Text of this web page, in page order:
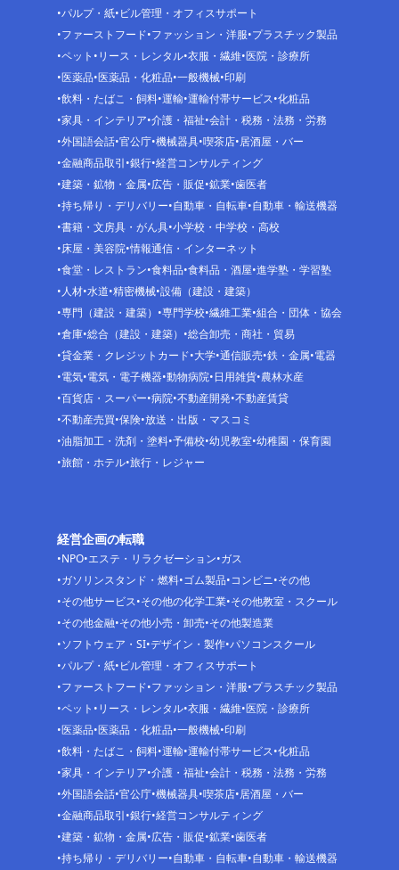
パルプ・紙 ビル管理・オフィスサポート
ファーストフード ファッション・洋服 プラスチック製品
ペット リース・レンタル 衣服・繊維 医院・診療所
医薬品 医薬品・化粧品 一般機械 印刷
飲料・たばこ・飼料 運輸 運輸付帯サービス 化粧品
家具・インテリア 介護・福祉 会計・税務・法務・労務
外国語会話 官公庁 機械器具 喫茶店 居酒屋・バー
金融商品取引 銀行 経営コンサルティング
建築・鉱物・金属 広告・販促 鉱業 歯医者
持ち帰り・デリバリー 自動車・自転車 自動車・輸送機器
書籍・文房具・がん具 小学校・中学校・高校
床屋・美容院 情報通信・インターネット
食堂・レストラン 食料品 食料品・酒屋 進学塾・学習塾
人材 水道 精密機械 設備（建設・建築）
専門（建設・建築）
専門学校 繊維工業 組合・団体・協会
倉庫 総合（建設・建築）
総合卸売・商社・貿易
貸金業・クレジットカード 大学 通信販売 鉄・金属 電器
電気 電気・電子機器 動物病院 日用雑貨 農林水産
百貨店・スーパー 病院 不動産開発 不動産賃貸
不動産売買 保険 放送・出版・マスコミ
油脂加工・洗剤・塗料 予備校 幼児教室 幼稚園・保育園
旅館・ホテル 旅行・レジャー
経営企画の転職
NPO エステ・リラクゼーション ガス
ガソリンスタンド・燃料 ゴム製品 コンビニ その他
その他サービス その他の化学工業 その他教室・スクール
その他金融 その他小売・卸売 その他製造業
ソフトウェア・SI デザイン・製作 パソコンスクール
パルプ・紙 ビル管理・オフィスサポート
ファーストフード ファッション・洋服 プラスチック製品
ペット リース・レンタル 衣服・繊維 医院・診療所
医薬品 医薬品・化粧品 一般機械 印刷
飲料・たばこ・飼料 運輸 運輸付帯サービス 化粧品
家具・インテリア 介護・福祉 会計・税務・法務・労務
外国語会話 官公庁 機械器具 喫茶店 居酒屋・バー
金融商品取引 銀行 経営コンサルティング
建築・鉱物・金属 広告・販促 鉱業 歯医者
持ち帰り・デリバリー 自動車・自転車 自動車・輸送機器